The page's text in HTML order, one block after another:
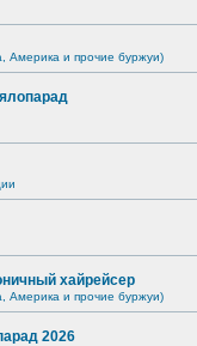
Америка и прочие буржуи)
хайрейсер
Америка и прочие буржуи)
2026